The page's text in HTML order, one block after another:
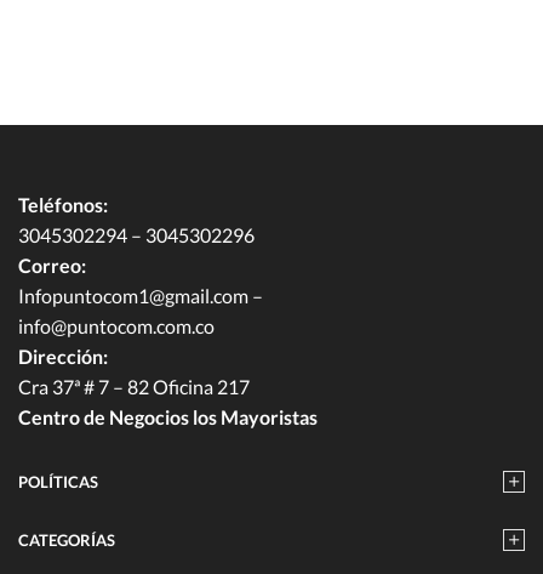
Teléfonos:
3045302294 – 3045302296
Correo:
Infopuntocom1@gmail.com –
info@puntocom.com.co
Dirección:
Cra 37ª # 7 – 82 Oficina 217
Centro de Negocios los Mayoristas
POLÍTICAS
CATEGORÍAS